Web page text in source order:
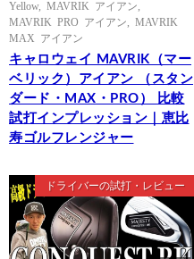
Yellow, MAVRIK アイアン
MAVRIK PRO アイアン
MAVRIK
MAX アイアン
キャロウェイ MAVRIK（マー
ベリック）アイアン （スタン
ダード・MAX・PRO） 比較
試打インプレッション｜恵比
寿ゴルフレンジャー
ドライバーの試打・レビュー